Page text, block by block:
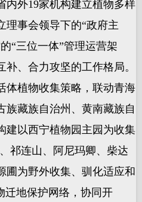
内外19家机构建立植物多样
理事会领导下的“政府主
“三位一体”管理运营架
、合力攻坚的工作格局。
植物收集策略，联动青海
族藏族自治州、黄南藏族自
建以西宁植物园主园为收集
祁连山、阿尼玛卿、柴达
圃为野外收集、驯化适应和
迁地保护网络，协同开